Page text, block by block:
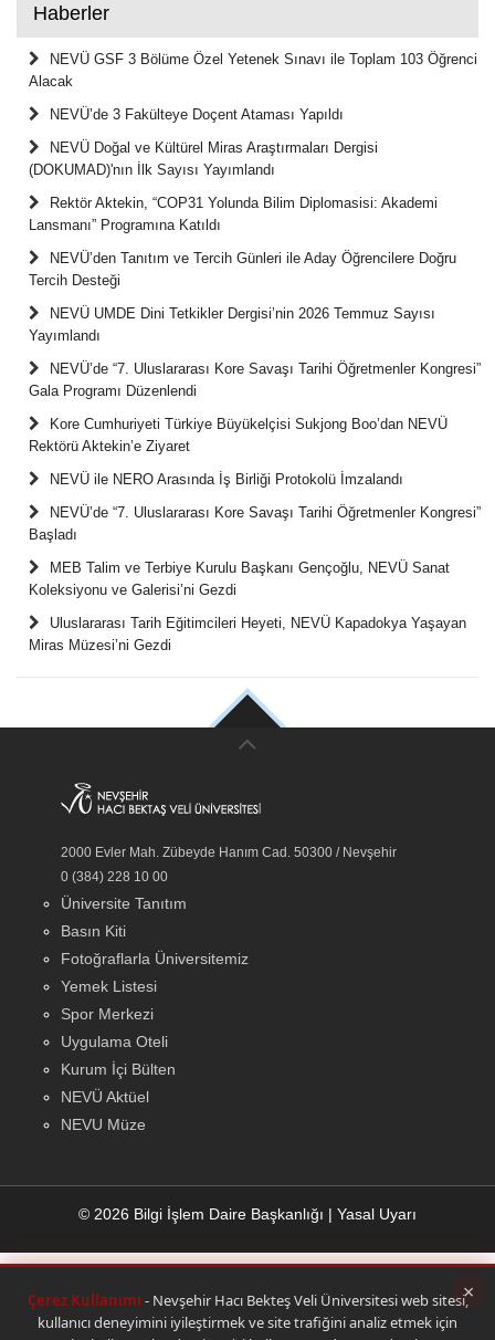
×
Çerez Kullanımı - Nevşehir Hacı Bekteş Veli Üniversitesi web sitesi,
kullanıcı deneyimini iyileştirmek ve site trafiğini analiz etmek için
Haberler
NEVÜ GSF 3 Bölüme Özel Yetenek Sınavı ile Toplam 103 Öğrenci
Alacak
NEVÜ’de 3 Fakülteye Doçent Ataması Yapıldı
NEVÜ Doğal ve Kültürel Miras Araştırmaları Dergisi
(DOKUMAD)'nın İlk Sayısı Yayımlandı
Rektör Aktekin, “COP31 Yolunda Bilim Diplomasisi: Akademi
Lansmanı” Programına Katıldı
NEVÜ’den Tanıtım ve Tercih Günleri ile Aday Öğrencilere Doğru
Tercih Desteği
NEVÜ UMDE Dini Tetkikler Dergisi’nin 2026 Temmuz Sayısı
Yayımlandı
NEVÜ’de “7. Uluslararası Kore Savaşı Tarihi Öğretmenler Kongresi”
Gala Programı Düzenlendi
Kore Cumhuriyeti Türkiye Büyükelçisi Sukjong Boo’dan NEVÜ
Rektörü Aktekin’e Ziyaret
NEVÜ ile NERO Arasında İş Birliği Protokolü İmzalandı
NEVÜ’de “7. Uluslararası Kore Savaşı Tarihi Öğretmenler Kongresi”
Başladı
MEB Talim ve Terbiye Kurulu Başkanı Gençoğlu, NEVÜ Sanat
Koleksiyonu ve Galerisi’ni Gezdi
Uluslararası Tarih Eğitimcileri Heyeti, NEVÜ Kapadokya Yaşayan
Miras Müzesi’ni Gezdi
2000 Evler Mah. Zübeyde Hanım Cad. 50300 / Nevşehir
0 (384) 228 10 00
Üniversite Tanıtım
Basın Kiti
Fotoğraflarla Üniversitemiz
Yemek Listesi
Spor Merkezi
Uygulama Oteli
Kurum İçi Bülten
NEVÜ Aktüel
NEVU Müze
© 2026 Bilgi İşlem Daire Başkanlığı | Yasal Uyarı